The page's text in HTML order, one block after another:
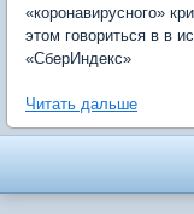
«коронавирусного»
этом говориться в в
«СберИндекс»
Читать дальше